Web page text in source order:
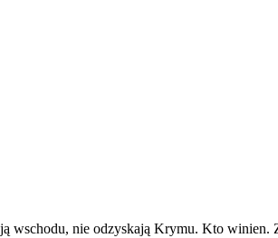
wschodu, nie odzyskają Krymu. Kto winien.